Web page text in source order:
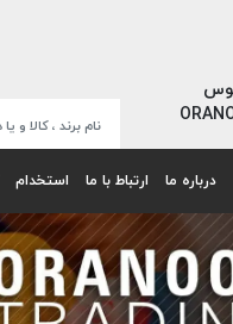
درباره ما ارتباط با ما استخدام